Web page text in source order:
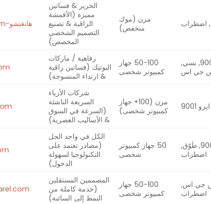
اضطراب
مرن (موك
منخفض)
الحرير & فساتين
مميزة (الأقمشة
الراقية & تصنيع
التصميم الشخصي
المخصص)
هانغتشو-garment.com
ايزو 9001, بسي,
جي اس
50-100 جهاز
كمبيوتر شخصى
رفاهية / ماركات
البوتيك (فساتين راقية
& ارتداء المنسوجة)
ايزو 9001
مرن (100+ جهاز
كمبيوتر شخصى)
شركات الأزياء
السريعة الناشئة
(السرعة في السوق
& الأساليب العصرية)
ايزو 9001, طَوّق,
اضطراب
50 جهاز كمبيوتر
شخصى
الكل في واحد الحل
(مصادر تعتمد على
التكنولوجيا لسهولة
الدخول)
جي اس,
اضطراب
50-100 جهاز
كمبيوتر شخصى
المصممين المستقلين
(خدمة كاملة من
النمط إلى السائبة)